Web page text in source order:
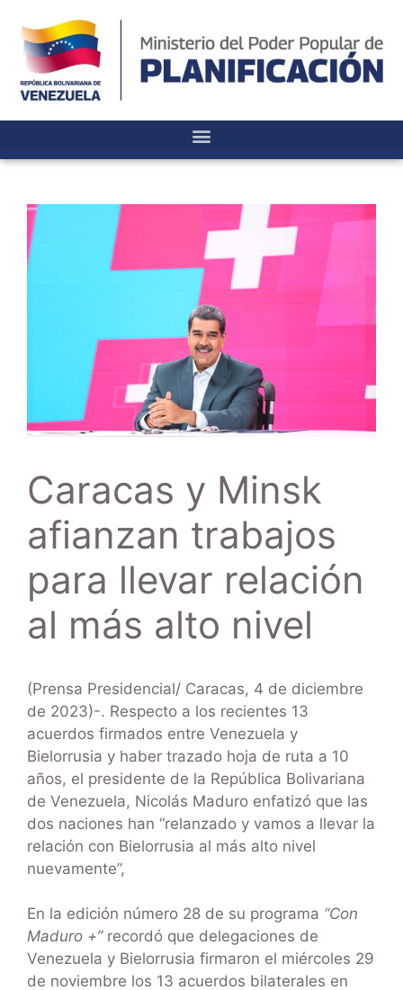
Caracas y Minsk
afianzan trabajos
para llevar relación
al más alto nivel
(Prensa Presidencial/ Caracas, 4 de diciembre
de 2023)-. Respecto a los recientes 13
acuerdos firmados entre Venezuela y
Bielorrusia y haber trazado hoja de ruta a 10
años, el presidente de la República Bolivariana
de Venezuela, Nicolás Maduro enfatizó que las
dos naciones han “relanzado y vamos a llevar la
relación con Bielorrusia al más alto nivel
nuevamente”,
En la edición número 28 de su programa “Con
Maduro +” recordó que delegaciones de
Venezuela y Bielorrusia firmaron el miércoles 29
de noviembre los 13 acuerdos bilaterales en